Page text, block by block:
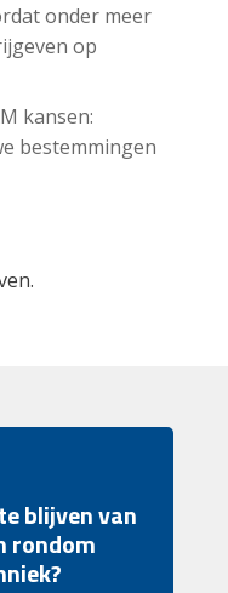
onder meer
op
kansen:
bestemmingen
blijven van
rondom